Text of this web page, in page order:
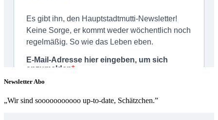
Newsletter Abo
„Wir sind sooooooooooo up-to-date, Schätzchen.”